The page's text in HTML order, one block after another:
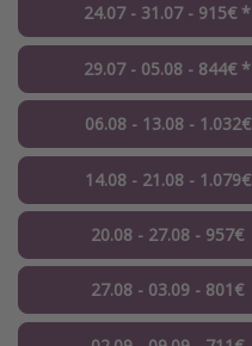
24.07 - 31.07 - 915€ *
29.07 - 05.08 - 844€ *
06.08 - 13.08 - 1.032€
14.08 - 21.08 - 1.079€
20.08 - 27.08 - 957€
27.08 - 03.09 - 801€